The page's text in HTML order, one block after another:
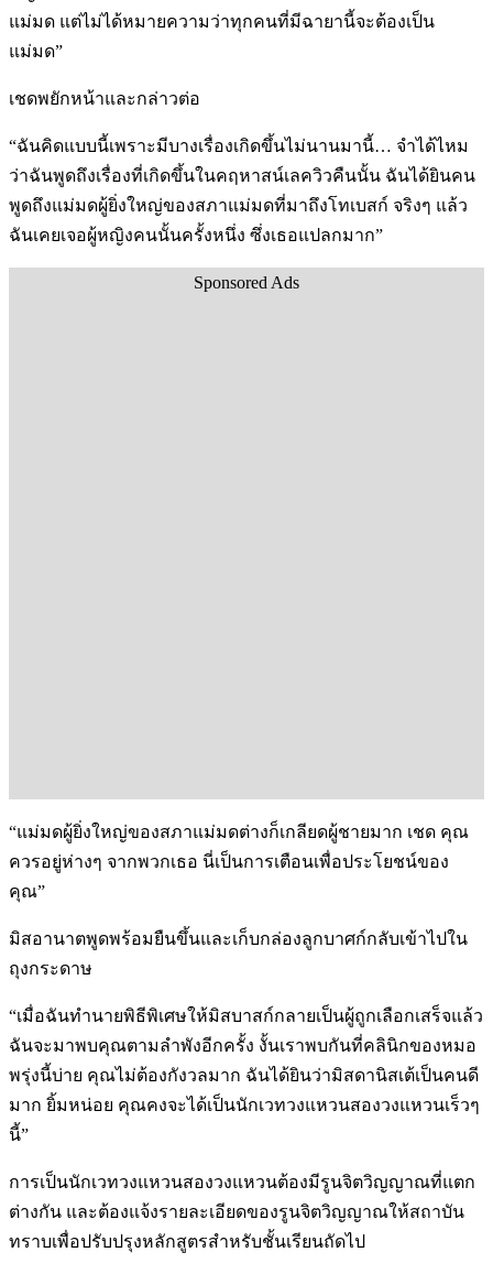
แม่มด แต่ไม่ได้หมายความว่าทุกคนที่มีฉายานี้จะต้องเป็น
แม่มด”
เชดพยักหน้าและกล่าวต่อ
“ฉันคิดแบบนี้เพราะมีบางเรื่องเกิดขึ้นไม่นานมานี้… จำได้ไหม
ว่าฉันพูดถึงเรื่องที่เกิดขึ้นในคฤหาสน์เลควิวคืนนั้น ฉันได้ยินคน
พูดถึงแม่มดผู้ยิ่งใหญ่ของสภาแม่มดที่มาถึงโทเบสก์ จริงๆ แล้ว
ฉันเคยเจอผู้หญิงคนนั้นครั้งหนึ่ง ซึ่งเธอแปลกมาก”
Sponsored Ads
“แม่มดผู้ยิ่งใหญ่ของสภาแม่มดต่างก็เกลียดผู้ชายมาก เชด คุณ
ควรอยู่ห่างๆ จากพวกเธอ นี่เป็นการเตือนเพื่อประโยชน์ของ
คุณ”
มิสอานาตพูดพร้อมยืนขึ้นและเก็บกล่องลูกบาศก์กลับเข้าไปใน
ถุงกระดาษ
“เมื่อฉันทำนายพิธีพิเศษให้มิสบาสก์กลายเป็นผู้ถูกเลือกเสร็จแล้ว
ฉันจะมาพบคุณตามลำพังอีกครั้ง งั้นเราพบกันที่คลินิกของหมอ
พรุ่งนี้บ่าย คุณไม่ต้องกังวลมาก ฉันได้ยินว่ามิสดานิสเต้เป็นคนดี
มาก ยิ้มหน่อย คุณคงจะได้เป็นนักเวทวงแหวนสองวงแหวนเร็วๆ
นี้”
การเป็นนักเวทวงแหวนสองวงแหวนต้องมีรูนจิตวิญญาณที่แตก
ต่างกัน และต้องแจ้งรายละเอียดของรูนจิตวิญญาณให้สถาบัน
ทราบเพื่อปรับปรุงหลักสูตรสำหรับชั้นเรียนถัดไป